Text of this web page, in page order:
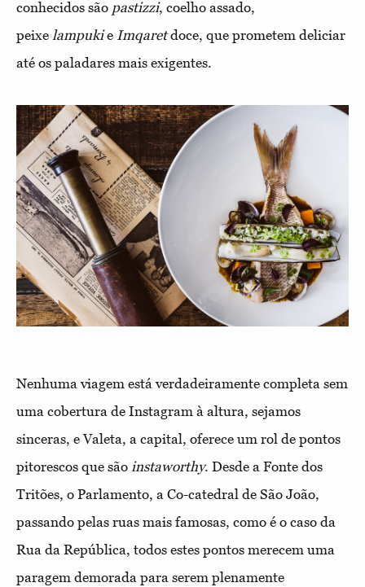
conhecidos são pastizzi, coelho assado,
peixe lampukie Imqaretdoce, que prometem deliciar
até os paladares mais exigentes.
Nenhuma viagem está verdadeiramente completa sem
uma cobertura de Instagram à altura, sejamos
sinceras, e Valeta, a capital, oferece um rol de pontos
pitorescos que são instaworthy. Desde a Fonte dos
Tritões, o Parlamento, a Co-catedral de São João,
passando pelas ruas mais famosas, como é o caso da
Rua da República, todos estes pontos merecem uma
paragem demorada para serem plenamente